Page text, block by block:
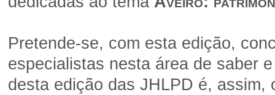
Pretende-se, com esta edição,
especialistas nesta área de saber
desta edição das JHLPD é, assim,